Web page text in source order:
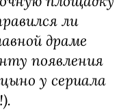
ли
драме
появления
у сериала